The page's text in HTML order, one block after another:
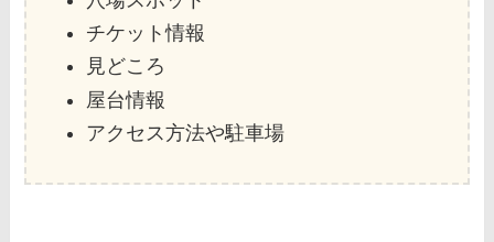
チケット情報
見どころ
屋台情報
アクセス方法や駐車場